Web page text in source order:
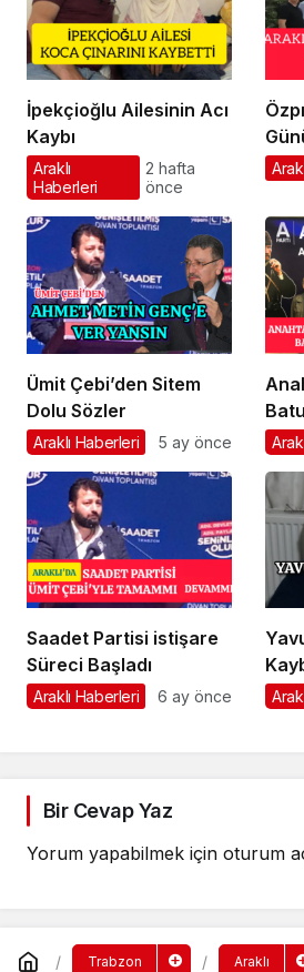
İpekçioğlu Ailesinin Acı
Kaybı
Araklı
Haberleri
2 hafta
önce
Ümit Çebi’den Sitem
Dolu Sözler
Araklı Haberleri 5 ay önce
Saadet Partisi istişare
Süreci Başladı
Araklı Haberleri 6 ay önce
Bir Cevap Yaz
Yorum yapabilmek için oturum
Trabzon Araklı